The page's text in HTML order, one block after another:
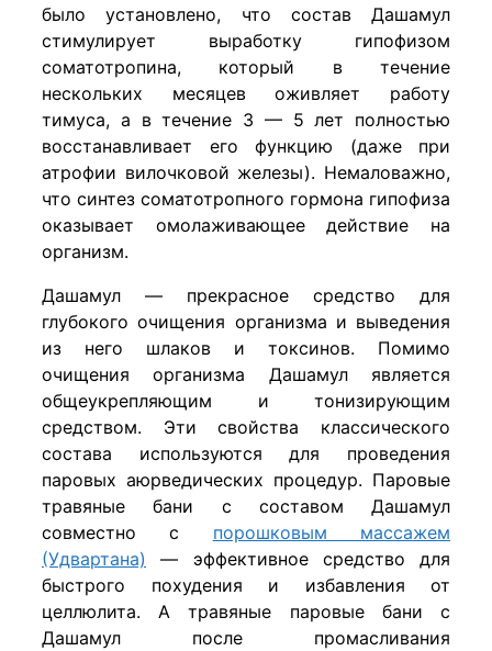
было установлено, что состав Дашамул
стимулирует выработку гипофизом
соматотропина, который в течение
нескольких месяцев оживляет работу
тимуса, а в течение 3 — 5 лет полностью
восстанавливает его функцию (даже при
атрофии вилочковой железы). Немаловажно,
что синтез соматотропного гормона гипофиза
оказывает омолаживающее действие на
организм.
Дашамул — прекрасное средство для
глубокого очищения организма и выведения
из него шлаков и токсинов. Помимо
очищения организма Дашамул является
общеукрепляющим и тонизирующим
средством. Эти свойства классического
состава используются для проведения
паровых аюрведических процедур. Паровые
травяные бани с составом Дашамул
совместно с порошковым массажем
(Удвартана) — эффективное средство для
быстрого похудения и избавления от
целлюлита. А травяные паровые бани с
Дашамул после промасливания